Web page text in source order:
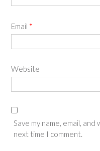
Email *
Website
Save my name, email,
next time I comment.